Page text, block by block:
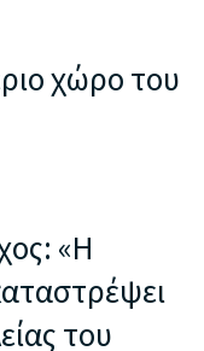
χώρο του
«Η
του